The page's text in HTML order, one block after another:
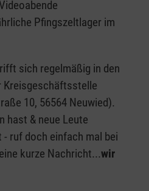
Pfingszeltlager im
sich regelmäßig in den
Kreisgeschäftsstelle
10, 56564 Neuwied).
hast & neue Leute
ruf doch einfach mal bei
kurze Nachricht...wir